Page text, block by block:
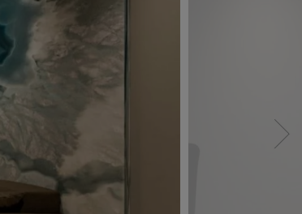
Um fortfahren zu können,müssen Sie eine
Auswahl treffen. Nachfolgend erhalten Sie
Erläuterung der verschiedenen Optionen und